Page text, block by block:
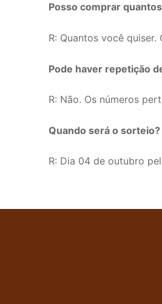
Posso comprar
R: Quantos você
Pode haver repetição
R: Não. Os números
Quando será o sorteio?
R: Dia 04 de outubro